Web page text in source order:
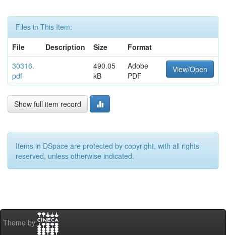
Files in This Item:
File
Description Size
Format
30316.
pdf
490.05
kB
Adobe
PDF
View/Open
Show full item record
Items in DSpace are protected by copyright, with all rights
reserved, unless otherwise indicated.
Theme by